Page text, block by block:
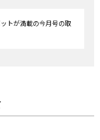
トが満載の今月号の取